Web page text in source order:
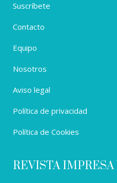
Suscríbete
Contacto
Equipo
Nosotros
Aviso legal
Política de privacidad
Política de Cookies
REVISTA